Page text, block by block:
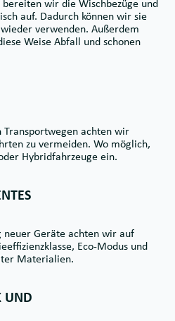
wir die Wischbezüge und
auf. Dadurch können wir sie
verwenden. Außerdem
Weise Abfall und schonen
Transportwegen achten wir
zu vermeiden. Wo möglich,
Hybridfahrzeuge ein.
neuer Geräte achten wir auf
Eco-Modus und
Materialien.
UND